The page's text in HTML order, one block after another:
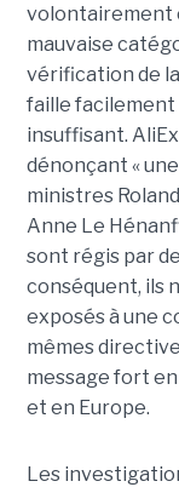
volontairement
mauvaise
vérification de
faille facilement
insuffisant.
dénonçant «
ministres
Anne Le
sont régis par
conséquent, ils
exposés à une
mêmes
message fort
et en Europe.
Les